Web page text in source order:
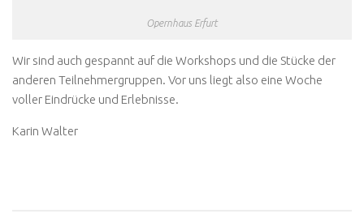
Opernhaus Erfurt
Wir sind auch gespannt auf die Workshops und die Stücke der
anderen Teilnehmergruppen. Vor uns liegt also eine Woche
voller Eindrücke und Erlebnisse.
Karin Walter